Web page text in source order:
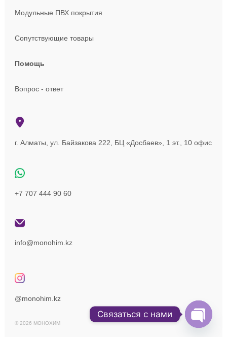
Модульные ПВХ покрытия
Сопутствующие товары
Помощь
Вопрос - ответ
г. Алматы, ул. Байзакова 222, БЦ «Досбаев», 1 эт., 10 офис
+7 707 444 90 60
info@monohim.kz
@monohim.kz
© 2026 МОНОХИМ
Связаться с нами